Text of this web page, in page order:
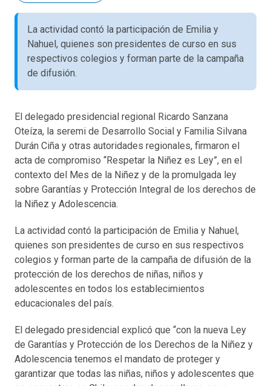
La actividad contó la participación de Emilia y
Nahuel, quienes son presidentes de curso en sus
respectivos colegios y forman parte de la campaña
de difusión.
El delegado presidencial regional Ricardo Sanzana
Oteíza, la seremi de Desarrollo Social y Familia Silvana
Durán Ciña y otras autoridades regionales, firmaron el
acta de compromiso “Respetar la Niñez es Ley”, en el
contexto del Mes de la Niñez y de la promulgada ley
sobre Garantías y Protección Integral de los derechos de
la Niñez y Adolescencia.
La actividad contó la participación de Emilia y Nahuel,
quienes son presidentes de curso en sus respectivos
colegios y forman parte de la campaña de difusión de la
protección de los derechos de niñas, niños y
adolescentes en todos los establecimientos
educacionales del país.
El delegado presidencial explicó que “con la nueva Ley
de Garantías y Protección de los Derechos de la Niñez y
Adolescencia tenemos el mandato de proteger y
garantizar que todas las niñas, niños y adolescentes que